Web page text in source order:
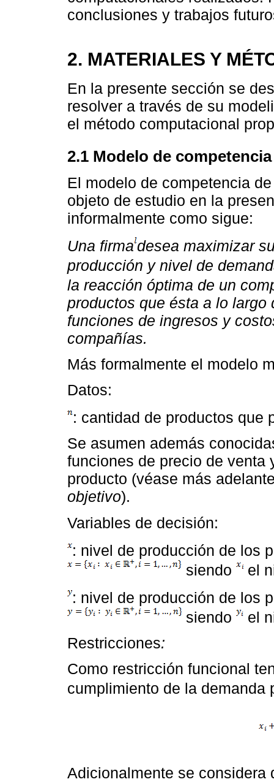
conclusiones y trabajos
2. MATERIALES Y
En la presente sección se
resolver a través de su
el método computacional
2.1 Modelo de
El modelo de competencia
objeto de estudio en la
informalmente como sigue:
Una firma desea maximizar
producción y nivel de
la reacción óptima de un
productos que ésta a lo
funciones de ingresos y
compañías.
Más formalmente el modelo
Datos:
: cantidad de productos
Se asumen además
funciones de precio de venta
producto (véase más
objetivo).
Variables de decisión:
: nivel de producción de los
siendo
el
: nivel de producción de los
siendo
el
Restricciones:
Como restricción funcional
cumplimiento de la demanda
Adicionalmente se considera